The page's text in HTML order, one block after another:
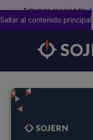
Estamos creciendo:
futuro del
Saltar al contenido principal